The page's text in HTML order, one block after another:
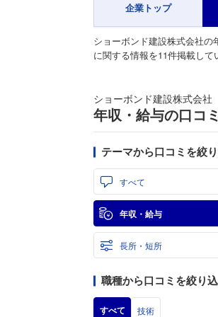
企業トップ
ショーボンド建設株式会社
に関する情報を11件掲載し
ショーボンド建設株式会社
年収・給与の口コ
テーマから口コミを絞
すべて
年収・給与
長所・短所
職種から口コミを絞り
すべて 技術